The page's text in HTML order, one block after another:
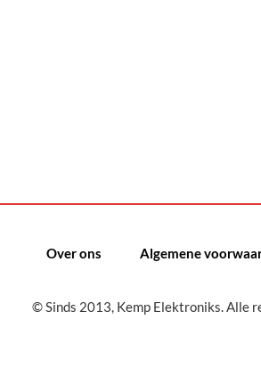
Over ons Algemene
© Sinds 2013, Kemp Elektroniks. Alle